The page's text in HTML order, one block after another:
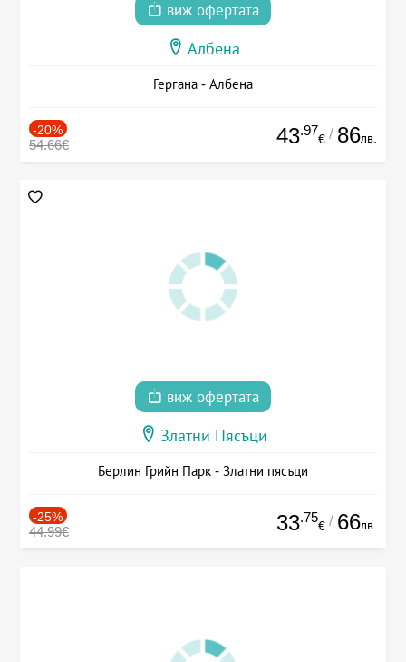
виж офертата
Албена
Гергана - Албена
-20%
54.66€ 43.97
€ / 86лв.
виж офертата
Златни Пясъци
Берлин Грийн Парк - Златни пясъци
-25%
44.99€ 33.75
€ / 66лв.